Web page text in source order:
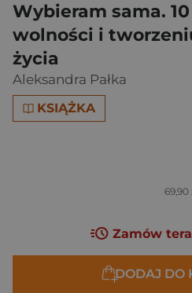
Wybieram sama.
wolności i
życia
Aleksandra Pałka
KSIĄŻKA
69,90
Zamów
DODAJ DO